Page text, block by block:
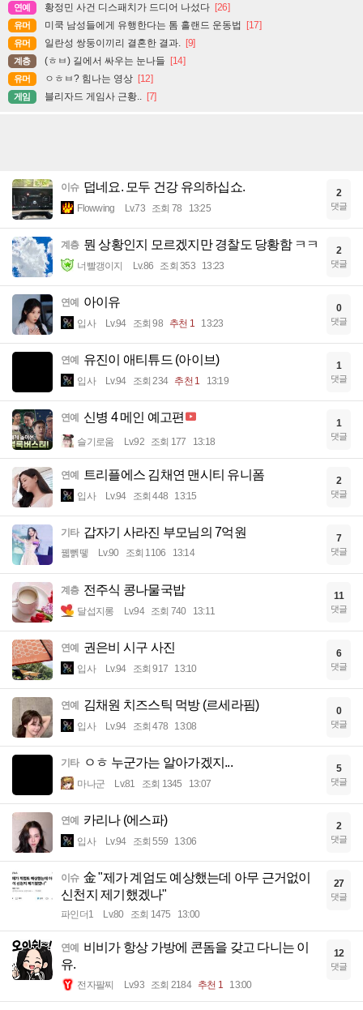
연예 황정민 사건 디스패치가 드디어 나섰다 [26]
유머 미쿡 남성들에게 유행한다는 톰 홀랜드 운동법 [17]
유머 일란성 쌍둥이끼리 결혼한 결과. [9]
계층 (ㅎㅂ) 길에서 싸우는 눈나들 [14]
유머 ㅇㅎㅂ? 힘나는 영상 [12]
게임 블리자드 게임사 근황.. [7]
이슈 덥네요. 모두 건강 유의하십쇼.
Flowwing Lv.73 조회 78 13:25
2
댓글
계층 뭔 상황인지 모르겠지만 경찰도 당황함 ㅋㅋ
너빨갱이지 Lv.86 조회 353 13:23
2
댓글
연예 아이유
입사 Lv.94 조회 98 추천 1 13:23
0
댓글
연예 유진이 애티튜드 (아이브)
입사 Lv.94 조회 234 추천 1 13:19
1
댓글
연예 신병 4 메인 예고편
슬기로움 Lv.92 조회 177 13:18
1
댓글
연예 트리플에스 김채연 맨시티 유니폼
입사 Lv.94 조회 448 13:15
2
댓글
기타 갑자기 사라진 부모님의 7억원
꿻뻵뗗 Lv.90 조회 1106 13:14
7
댓글
계층 전주식 콩나물국밥
달섭지롱 Lv.94 조회 740 13:11
11
댓글
연예 권은비 시구 사진
입사 Lv.94 조회 917 13:10
6
댓글
연예 김채원 치즈스틱 먹방 (르세라핌)
입사 Lv.94 조회 478 13:08
0
댓글
기타 ㅇㅎ 누군가는 알아가겠지...
마나군 Lv.81 조회 1345 13:07
5
댓글
연예 카리나 (에스파)
입사 Lv.94 조회 559 13:06
2
댓글
이슈 金 "제가 계엄도 예상했는데 아무 근거없이
신천지 제기했겠나"
파인더1 Lv.80 조회 1475 13:00
27
댓글
연예
비비가 항상 가방에 콘돔을 갖고 다니는 이
유.
전자팔찌 Lv.93 조회 2184 추천 1 13:00
12
댓글